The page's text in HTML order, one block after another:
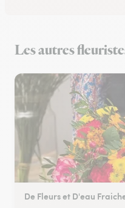
Les autres
De Fleurs et D'eau